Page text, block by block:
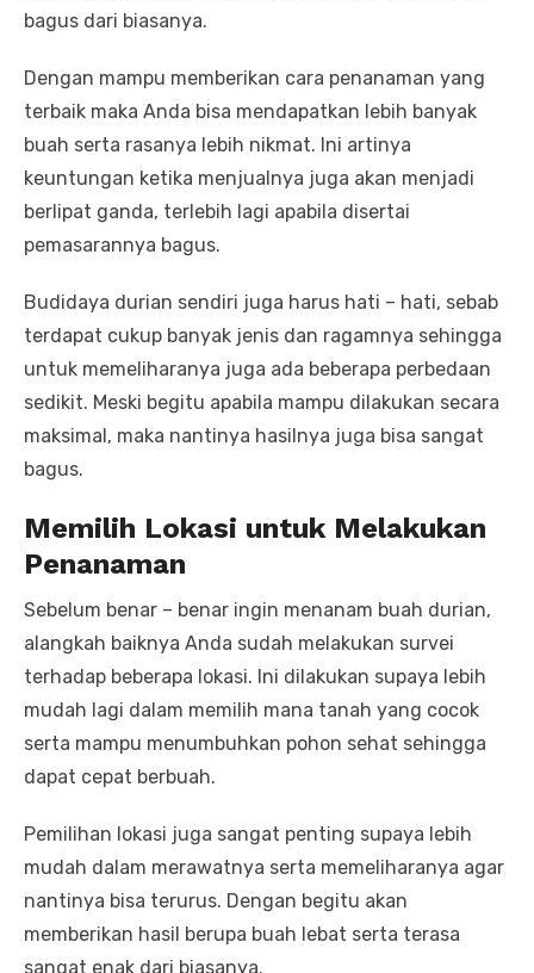
bagus dari biasanya.
Dengan mampu memberikan cara penanaman yang
terbaik maka Anda bisa mendapatkan lebih banyak
buah serta rasanya lebih nikmat. Ini artinya
keuntungan ketika menjualnya juga akan menjadi
berlipat ganda, terlebih lagi apabila disertai
pemasarannya bagus.
Budidaya durian sendiri juga harus hati – hati, sebab
terdapat cukup banyak jenis dan ragamnya sehingga
untuk memeliharanya juga ada beberapa perbedaan
sedikit. Meski begitu apabila mampu dilakukan secara
maksimal, maka nantinya hasilnya juga bisa sangat
bagus.
Memilih Lokasi untuk Melakukan
Penanaman
Sebelum benar – benar ingin menanam buah durian,
alangkah baiknya Anda sudah melakukan survei
terhadap beberapa lokasi. Ini dilakukan supaya lebih
mudah lagi dalam memilih mana tanah yang cocok
serta mampu menumbuhkan pohon sehat sehingga
dapat cepat berbuah.
Pemilihan lokasi juga sangat penting supaya lebih
mudah dalam merawatnya serta memeliharanya agar
nantinya bisa terurus. Dengan begitu akan
memberikan hasil berupa buah lebat serta terasa
sangat enak dari biasanya.